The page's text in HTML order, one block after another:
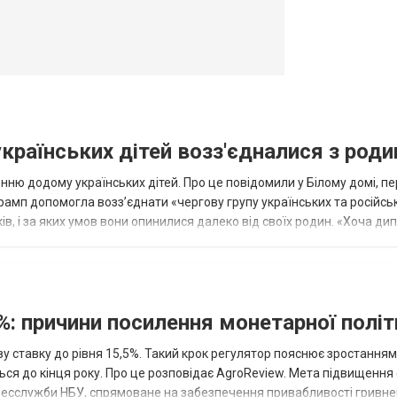
дітей возз'єдналися з
додому українських дітей. Про це повідомили у Білому домі,
допомогла возз’єднати «чергову групу українських та
і за яких умов вони опинилися далеко від своїх родин. «Хоча
причини посилення монетарної
ставку до рівня 15,5%. Такий крок регулятор пояснює
до кінця року. Про це розповідає AgroReview. Мета підвищення
НБУ, спрямоване на забезпечення привабливості